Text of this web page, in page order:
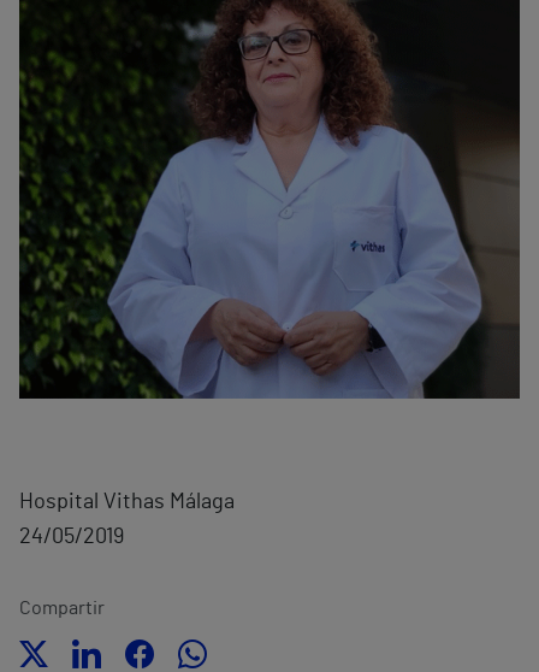
Hospital Vithas Málaga
24/05/2019
Compartir